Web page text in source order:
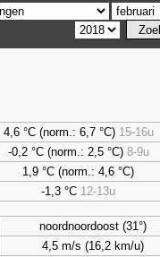
4,6°C (norm.: 6,7 °C) 15-16u
-0,2 °C (norm.: 2,5 °C) 8-9u
1,9 °C (norm.: 4,6 °C)
-1,3 °C 12-13u
noordnoordoost (31°)
4,5 m/s (16,2 km/u)